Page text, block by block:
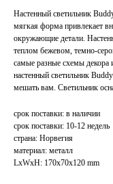
Настенный светильник
мягкая форма привлекает
окружающие детали.
теплом бежевом, темно-
самые разные схемы декора
настенный светильник
мешать вам. Светильник
срок поставки: в наличии
срок поставки: 10-12 недель
страна: Норвегия
материал: металл
LxWxH: 170x70x120 mm